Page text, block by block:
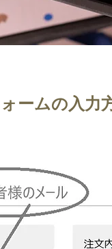
ームの入力